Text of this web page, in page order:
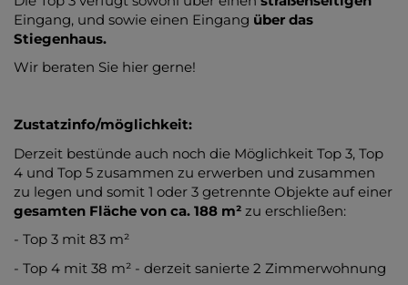
Eingang, und sowie einen Eingang über das
Stiegenhaus.
Wir beraten Sie hier gerne!
Zustatzinfo/möglichkeit:
Derzeit bestünde auch noch die Möglichkeit Top 3, Top
4 und Top 5 zusammen zu erwerben und zusammen
zu legen und somit 1 oder 3 getrennte Objekte auf einer
gesamten Fläche von ca. 188 m² zu erschließen:
- Top 3 mit 83 m²
- Top 4 mit 38 m² - derzeit sanierte 2 Zimmerwohnung